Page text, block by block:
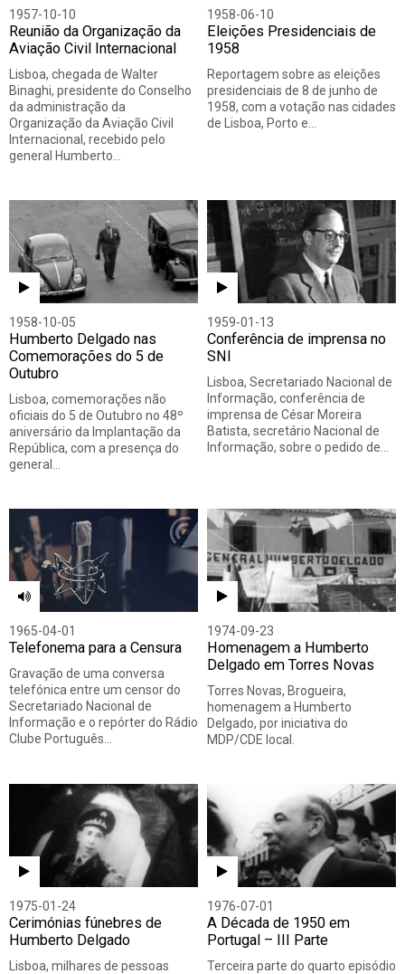
1957-10-10
Reunião da Organização da
Aviação Civil Internacional
Lisboa, chegada de Walter
Binaghi, presidente do Conselho
da administração da
Organização da Aviação Civil
Internacional, recebido pelo
general Humberto…
1958-06-10
Eleições Presidenciais de
1958
Reportagem sobre as eleições
presidenciais de 8 de junho de
1958, com a votação nas cidades
de Lisboa, Porto e…
1958-10-05
Humberto Delgado nas
Comemorações do 5 de
Outubro
Lisboa, comemorações não
oficiais do 5 de Outubro no 48º
aniversário da Implantação da
República, com a presença do
general…
1959-01-13
Conferência de imprensa no
SNI
Lisboa, Secretariado Nacional de
Informação, conferência de
imprensa de César Moreira
Batista, secretário Nacional de
Informação, sobre o pedido de…
1965-04-01
Telefonema para a Censura
Gravação de uma conversa
telefónica entre um censor do
Secretariado Nacional de
Informação e o repórter do Rádio
Clube Português…
1974-09-23
Homenagem a Humberto
Delgado em Torres Novas
Torres Novas, Brogueira,
homenagem a Humberto
Delgado, por iniciativa do
MDP/CDE local.
1975-01-24
Cerimónias fúnebres de
Humberto Delgado
Lisboa, milhares de pessoas
1976-07-01
A Década de 1950 em
Portugal – III Parte
Terceira parte do quarto episódio